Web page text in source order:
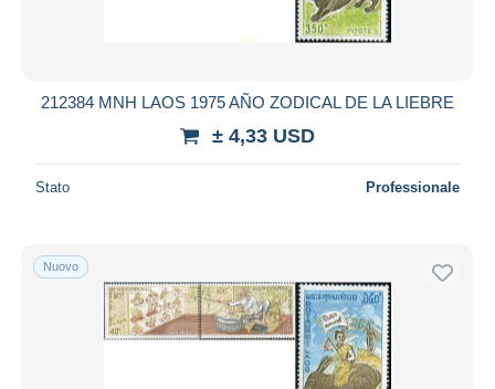
212384 MNH LAOS 1975 AÑO ZODICAL DE LA LIEBRE
± 4,33 USD
Stato Professionale
Nuovo